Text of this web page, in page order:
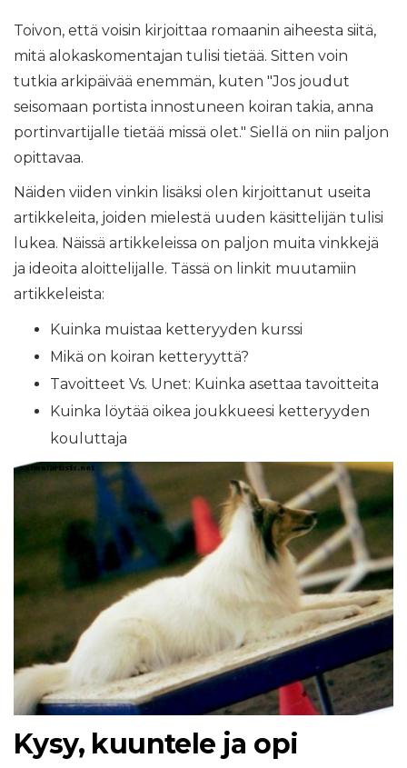
Toivon, että voisin kirjoittaa romaanin aiheesta siitä,
mitä alokaskomentajan tulisi tietää. Sitten voin
tutkia arkipäivää enemmän, kuten "Jos joudut
seisomaan portista innostuneen koiran takia, anna
portinvartijalle tietää missä olet." Siellä on niin paljon
opittavaa.
Näiden viiden vinkin lisäksi olen kirjoittanut useita
artikkeleita, joiden mielestä uuden käsittelijän tulisi
lukea. Näissä artikkeleissa on paljon muita vinkkejä
ja ideoita aloittelijalle. Tässä on linkit muutamiin
artikkeleista:
Kuinka muistaa ketteryyden kurssi
Mikä on koiran ketteryyttä?
Tavoitteet Vs. Unet: Kuinka asettaa tavoitteita
Kuinka löytää oikea joukkueesi ketteryyden
kouluttaja
Kysy, kuuntele ja opi